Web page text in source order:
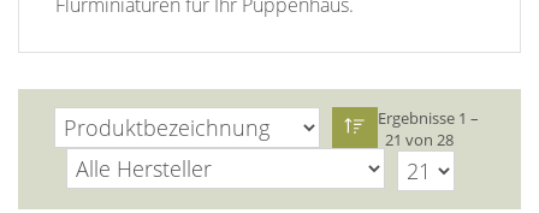
Ergebnisse 1 –
21 von 28